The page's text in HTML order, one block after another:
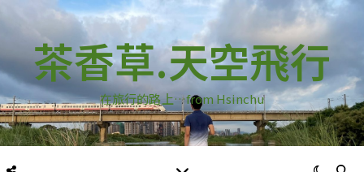
茶香草.天空飛行
在旅行的路上…from Hsinchu